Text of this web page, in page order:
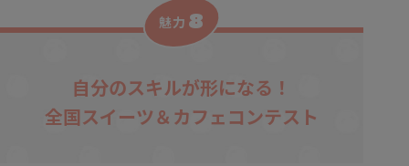
魅力 8
自分のスキルが形になる！
全国スイーツ＆カフェコンテスト